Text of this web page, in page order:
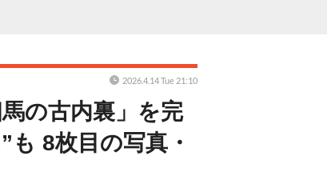
の古内裏」を完
8枚目の写真・
2026.4.14 Tue 21:10